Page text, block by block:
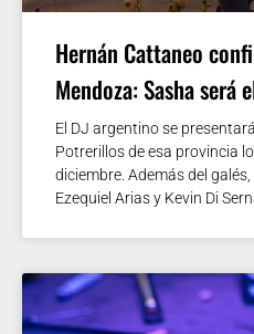
Hernán Cattaneo
Mendoza: Sasha será
El DJ argentino se
Potrerillos de esa provincia
diciembre. Además del
Ezequiel Arias y Kevin Di